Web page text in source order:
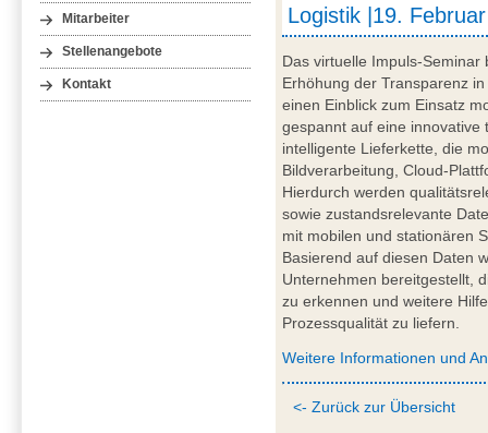
Mitarbeiter
Stellenangebote
Kontakt
Logistik |19.
Das virtuelle Impuls-
Erhöhung der Transparenz
einen Einblick zum Einsatz
gespannt auf eine
intelligente Lieferkette, die
Bildverarbeitung, Cloud-
Hierdurch werden
sowie zustandsrelevante
mit mobilen und stationären
Basierend auf diesen Daten
Unternehmen bereitgestellt,
zu erkennen und weitere
Prozessqualität zu liefern.
Weitere Informationen und
<- Zurück zur Übersicht